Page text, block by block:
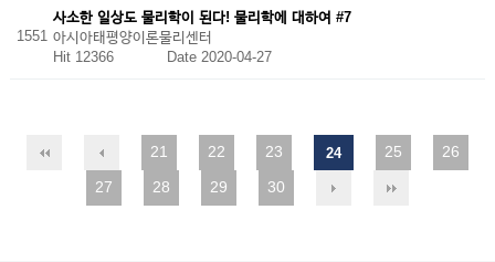
1551
사소한 일상도 물리학이 된다! 물리학에 대하여 #7
아시아태평양이론물리센터
Hit 12366 Date 2020-04-27
21 22 23 24 25
26
27
28 29 30